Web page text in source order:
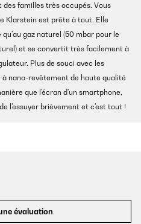
familles très occupés. Vous
Klarstein est prête à tout. Elle
gaz naturel (50 mbar pour le
et se convertit très facilement à
Plus de souci avec les
nano-revêtement de haute qualité
que l'écran d'un smartphone,
l'essuyer brièvement et c'est tout !
évaluation